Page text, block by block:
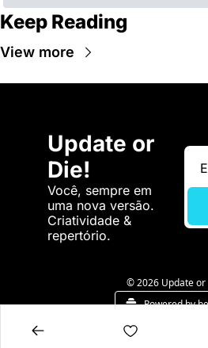
Keep Reading
View more
Update or
Die!
Você, sempre em
uma nova versão.
Criatividade &
repertório.
© 2026 Update or
Powered by